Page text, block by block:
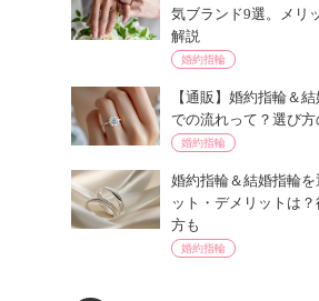
気ブランド9選。メリ
解説
婚約指輪
【通販】婚約指輪＆
での流れって？選び方
婚約指輪
婚約指輪＆結婚指輪を
ット・デメリットは
方も
婚約指輪